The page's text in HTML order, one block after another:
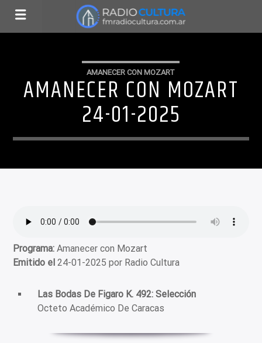
AMANECER CON MOZART
AMANECER CON MOZART
24-01-2025
Programa: Amanecer con Mozart
Emitido el 24-01-2025 por Radio Cultura
Las Bodas De Figaro K. 492: Selección
Octeto Académico De Caracas